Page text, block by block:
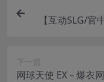
【互动SLG/
下一篇
网球天使 EX – 爆衣